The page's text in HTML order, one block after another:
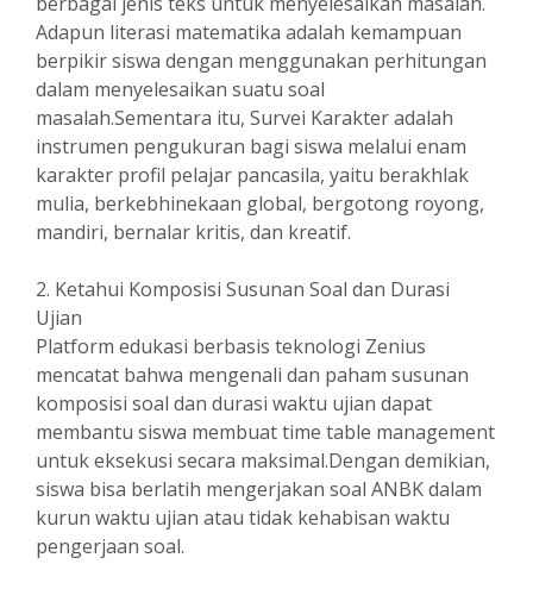
Adapun literasi matematika adalah kemampuan
berpikir siswa dengan menggunakan perhitungan
dalam menyelesaikan suatu soal
masalah.Sementara itu, Survei Karakter adalah
instrumen pengukuran bagi siswa melalui enam
karakter profil pelajar pancasila, yaitu berakhlak
mulia, berkebhinekaan global, bergotong royong,
mandiri, bernalar kritis, dan kreatif.
2. Ketahui Komposisi Susunan Soal dan Durasi
Ujian
Platform edukasi berbasis teknologi Zenius
mencatat bahwa mengenali dan paham susunan
komposisi soal dan durasi waktu ujian dapat
membantu siswa membuat time table management
untuk eksekusi secara maksimal.Dengan demikian,
siswa bisa berlatih mengerjakan soal ANBK dalam
kurun waktu ujian atau tidak kehabisan waktu
pengerjaan soal.